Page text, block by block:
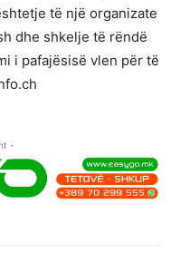
të një organizate
dhe shkelje të rëndë
i pafajësisë vlen për të
-